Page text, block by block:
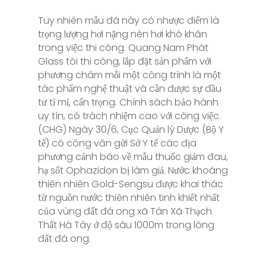
Tuy nhiên mẫu đá này có nhược điểm là
trọng lượng hơi nặng nên hơi khó khăn
trong việc thi công. Quang Nam Phát
Glass tôi thi công, lắp đặt sản phẩm với
phương châm mỗi một công trình là một
tác phẩm nghệ thuật và cần được sự đầu
tư tỉ mỉ, cẩn trọng. Chính sách bảo hành
uy tín, có trách nhiệm cao với công việc.
(CHG) Ngày 30/6, Cục Quản lý Dược (Bộ Y
tế) có công văn gửi Sở Y tế các địa
phương cảnh báo về mẫu thuốc giảm đau,
hạ sốt Ophazidon bị làm giả. Nước khoáng
thiên nhiên Gold-Sengsu được khai thác
từ nguồn nước thiên nhiên tinh khiết nhất
của vùng đất đá ong xã Tân Xã Thạch
Thất Hà Tây ở độ sâu 1000m trong lòng
đất đá ong.